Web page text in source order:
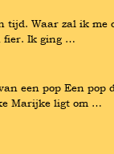
tijd. Waar zal ik
fier. Ik ging …
een pop Een
Marijke ligt om …